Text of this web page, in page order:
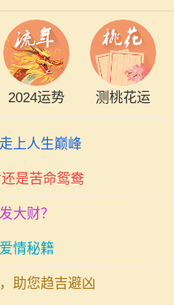
2024运势 测桃花运
上人生巅峰
是苦命鸳鸯
大财？
情秘籍
助您趋吉避凶
命理学中，数字常常承载